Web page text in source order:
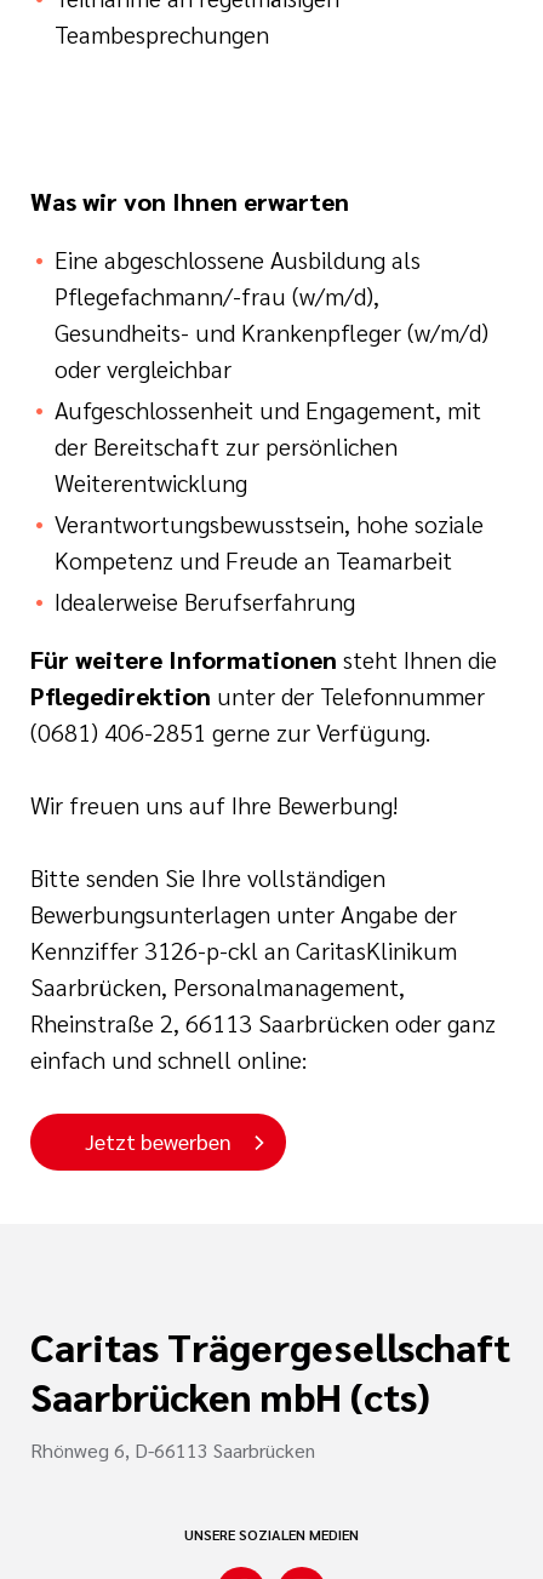
Teambesprechungen
Was wir von Ihnen erwarten
Eine abgeschlossene Ausbildung als
Pflegefachmann/-frau (w/m/d),
Gesundheits- und Krankenpfleger (w/m/d)
oder vergleichbar
Aufgeschlossenheit und Engagement, mit
der Bereitschaft zur persönlichen
Weiterentwicklung
Verantwortungsbewusstsein, hohe soziale
Kompetenz und Freude an Teamarbeit
Idealerweise Berufserfahrung
Für weitere Informationen steht Ihnen die
Pflegedirektion unter der Telefonnummer
(0681) 406-2851 gerne zur Verfügung.
Wir freuen uns auf Ihre Bewerbung!
Bitte senden Sie Ihre vollständigen
Bewerbungsunterlagen unter Angabe der
Kennziffer 3126-p-ckl an CaritasKlinikum
Saarbrücken, Personalmanagement,
Rheinstraße 2, 66113 Saarbrücken oder ganz
einfach und schnell online:
Jetzt bewerben
Caritas Trägergesellschaft
Saarbrücken mbH (cts)
Rhönweg 6, D-66113 Saarbrücken
UNSERE SOZIALEN MEDIEN